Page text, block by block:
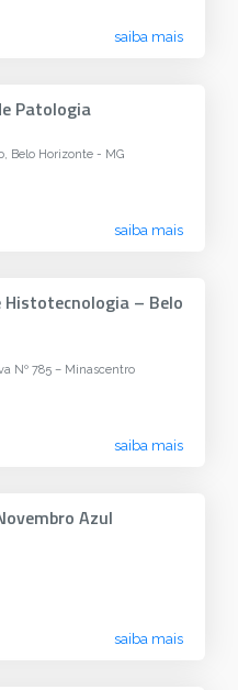
saiba mais
Patologia
Belo Horizonte - MG
saiba mais
Histotecnologia – Belo
Nº 785 – Minascentro
saiba mais
Azul
saiba mais